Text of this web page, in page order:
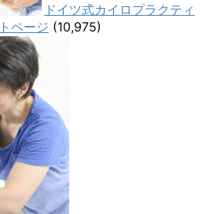
ドイツ式カイロプラクティ
ページ (10,975)